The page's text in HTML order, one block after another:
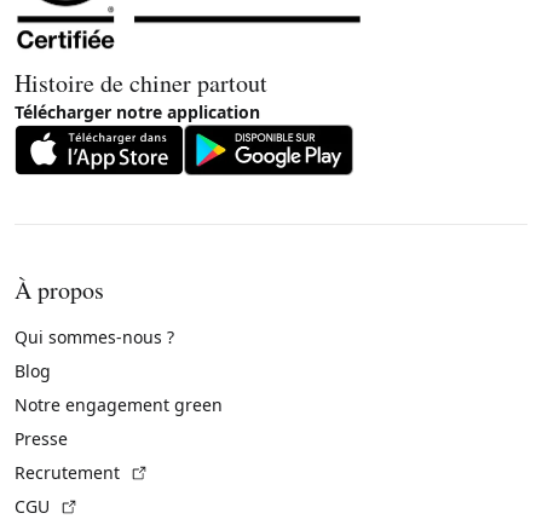
Histoire de chiner partout
Télécharger notre application
À propos
Qui sommes-nous ?
Blog
Notre engagement green
Presse
Recrutement
CGU